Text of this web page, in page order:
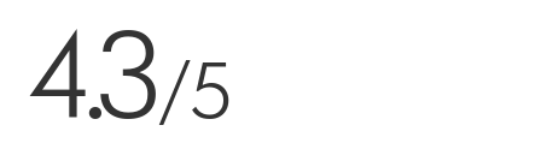
4.3/5